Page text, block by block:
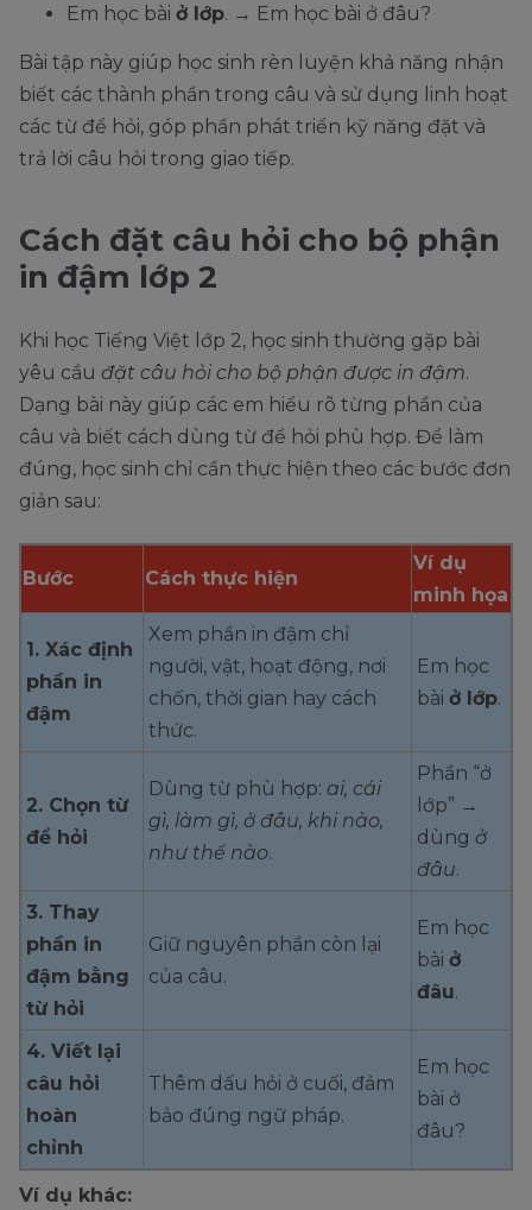
Em học bài ở lớp. → Em học bài ở đâu?
Bài tập này giúp học sinh rèn luyện khả năng nhận
biết các thành phần trong câu và sử dụng linh hoạt
các từ để hỏi, góp phần phát triển kỹ năng đặt và
trả lời câu hỏi trong giao tiếp.
Cách đặt câu hỏi cho bộ phận
in đậm lớp 2
Khi học Tiếng Việt lớp 2, học sinh thường gặp bài
yêu cầu đặt câu hỏi cho bộ phận được in đậm.
Dạng bài này giúp các em hiểu rõ từng phần của
câu và biết cách dùng từ để hỏi phù hợp. Để làm
đúng, học sinh chỉ cần thực hiện theo các bước đơn
giản sau:
Bước Cách thực hiện
Ví dụ
minh họa
1. Xác định
phần in
đậm
Xem phần in đậm chỉ
người, vật, hoạt động, nơi
chốn, thời gian hay cách
thức.
Em học
bài ở lớp.
2. Chọn từ
để hỏi
Dùng từ phù hợp: ai, cái
gì, làm gì, ở đâu, khi nào,
như thế nào.
Phần “ở
lớp” →
dùng ở
đâu.
3. Thay
phần in
đậm bằng
từ hỏi
Giữ nguyên phần còn lại
của câu.
Em học
bài ở
đâu.
4. Viết lại
câu hỏi
hoàn
chỉnh
Thêm dấu hỏi ở cuối, đảm
bảo đúng ngữ pháp.
Em học
bài ở
đâu?
Ví dụ khác: